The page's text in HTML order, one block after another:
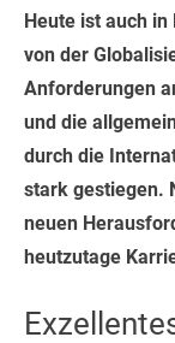
Heute ist auch
von der
Anforderungen
und die
durch die
stark gestiegen.
neuen
heutzutage